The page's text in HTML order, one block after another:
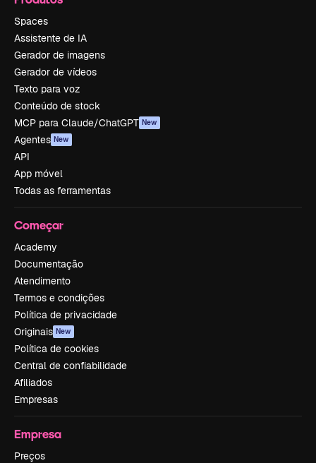
Spaces
Assistente de IA
Gerador de imagens
Gerador de vídeos
Texto para voz
Conteúdo de stock
MCP para Claude/ChatGPT New
Agentes New
API
App móvel
Todas as ferramentas
Começar
Academy
Documentação
Atendimento
Termos e condições
Política de privacidade
Originais New
Política de cookies
Central de confiabilidade
Afiliados
Empresas
Empresa
Preços